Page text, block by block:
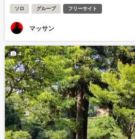
ソロ グループ フリーサイト
マッサン
4